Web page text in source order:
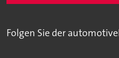
Folgen Sie der